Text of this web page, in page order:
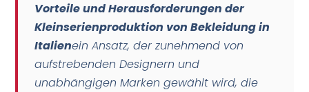
Vorteile und Herausforderungen der
Kleinserienproduktion von Bekleidung in
Italienein Ansatz, der zunehmend von
aufstrebenden Designern und
unabhängigen Marken gewählt wird, die